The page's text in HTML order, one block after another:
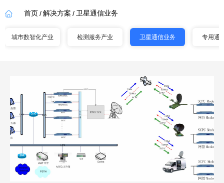
首页/解决方案 / 卫星通信业务
城市数智化产业 检测服务产业 卫星通信业务 专用通